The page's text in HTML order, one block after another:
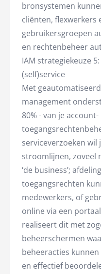
bronsystemen
cliënten, flexwerkers
gebruikersgroepen
en rechtenbeheer
IAM strategiekeuze
(self)service
Met
management
80% - van je account-
serviceverzoeken wil
stroomlijnen, zoveel
‘de business’;
toegangsrechten
medewerkers, of
online via een
realiseert dit met
beheerschermen
beheeracties
en effectief